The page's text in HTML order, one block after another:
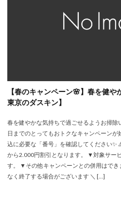
【春のキャンペーン🌸】春を健や
東京のダスキン】
春を健やかな気持ちで過ごせるようお掃除
日までのとってもおトクなキャンペーンが
込に必要な「番号」を確認してください
から2.000円割引となります。 ▼対象サー
す。 ▼その他キャンペーンとの併用はで
なく終了する場合がございます ＼ […]